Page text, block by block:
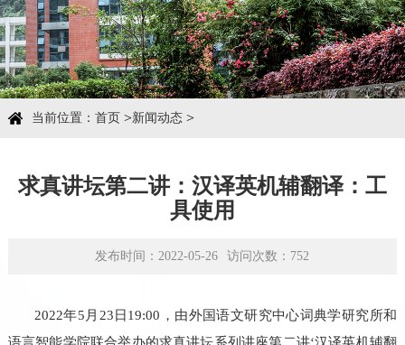
科学研究
学术团队
学术交流
当前位置： 首页>新闻动态>
求真讲坛第二讲：汉译英机辅翻译：工
具使用
发布时间：2022-05-26 访问次数： 752
2022年5 月 23日19:00 ，由外国语文研究中心词典学研究所和
语言智能学院联合举办的求真讲坛系列讲座第二讲‘汉译英机辅翻